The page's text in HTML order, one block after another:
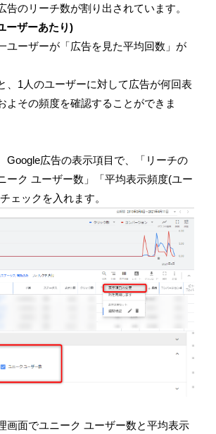
告のリーチ数が割り出されています。
ーザーあたり)
ユーザーが「広告を見た平均回数」が
、1人のユーザーに対して広告が何回表
よその頻度を確認することができま
Google広告の表示項目で、「リーチの
ーク ユーザー数」「平均表示頻度(ユー
ェックを入れます。
画面でユニーク ユーザー数と平均表示